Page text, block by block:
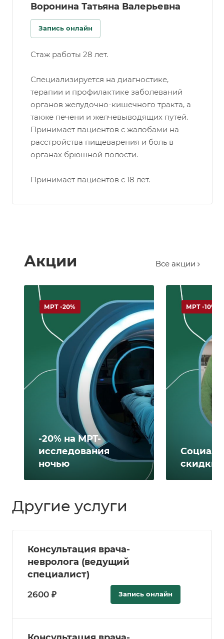
Воронина Татьяна Валерьевна
Запись онлайн
Стаж работы 28 лет.
Специализируется на диагностике,
терапии и профилактике заболеваний
органов желудочно-кишечного тракта, а
также печени и желчевыводящих путей.
Принимает пациентов с жалобами на
расстройства пищеварения и боль в
органах брюшной полости.
Принимает пациентов с 18 лет.
Акции Все акции
-20% на МРТ-
исследования
ночью
МРТ -20%
скидки
МРТ -10%
Другие услуги
Консультация врача-
невролога (ведущий
специалист)
2600 ₽ Запись онлайн